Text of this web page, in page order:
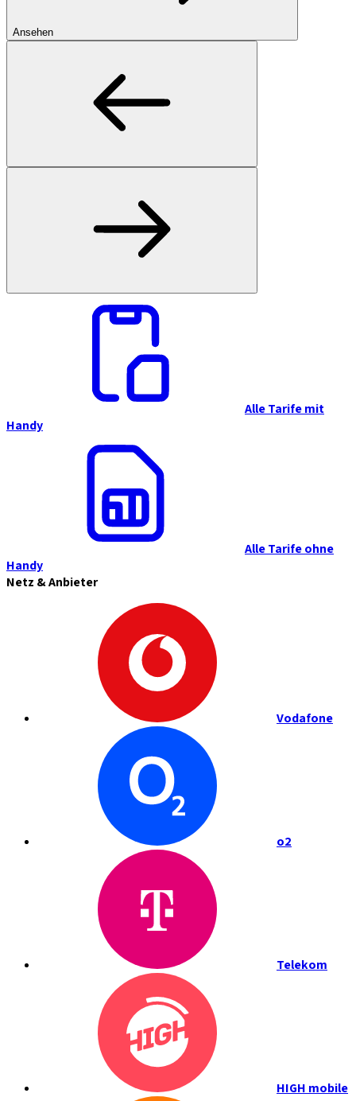
Ansehen
Alle Tarife mit
Handy
Alle Tarife ohne
Handy
Netz & Anbieter
Vodafone
o2
Telekom
HIGH mobile